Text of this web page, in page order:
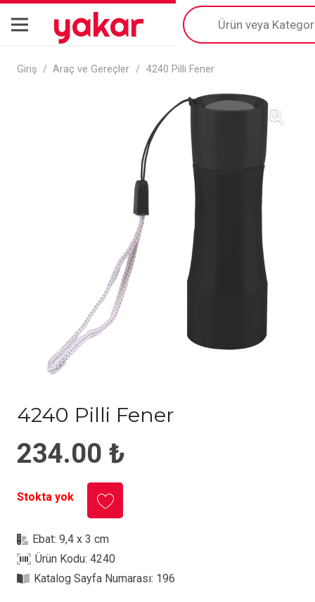
yakar
Products
search
Giriş / Araç ve Gereçler / 4240 Pilli Fener
4240 Pilli Fener
234.00 ₺
Stokta yok
Ebat:9,4 x 3 cm
Ürün Kodu:4240
Katalog Sayfa Numarası: 196